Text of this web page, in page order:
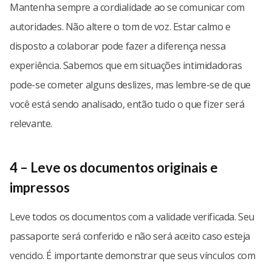
Mantenha sempre a cordialidade ao se comunicar com
autoridades. Não altere o tom de voz. Estar calmo e
disposto a colaborar pode fazer a diferença nessa
experiência. Sabemos que em situações intimidadoras
pode-se cometer alguns deslizes, mas lembre-se de que
você está sendo analisado, então tudo o que fizer será
relevante.
4 – Leve os documentos originais e
impressos
Leve todos os documentos com a validade verificada. Seu
passaporte será conferido e não será aceito caso esteja
vencido. É importante demonstrar que seus vínculos com